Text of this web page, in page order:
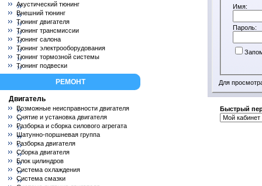
Акустический тюнинг
Внешний тюнинг
Тюнинг двигателя
Тюнинг трансмиссии
Тюнинг салона
Тюнинг электрооборудования
Тюнинг тормозной системы
Тюнинг подвески
РЕМОНТ
Двигатель
Возможные неисправности двигателя
Снятие и установка двигателя
Разборка и сборка силового агрегата
Шатунно-поршневая группа
Разборка двигателя
Сборка двигателя
Блок цилиндров
Система охлаждения
Система смазки
Имя:
Пароль:
Для
Быстрый